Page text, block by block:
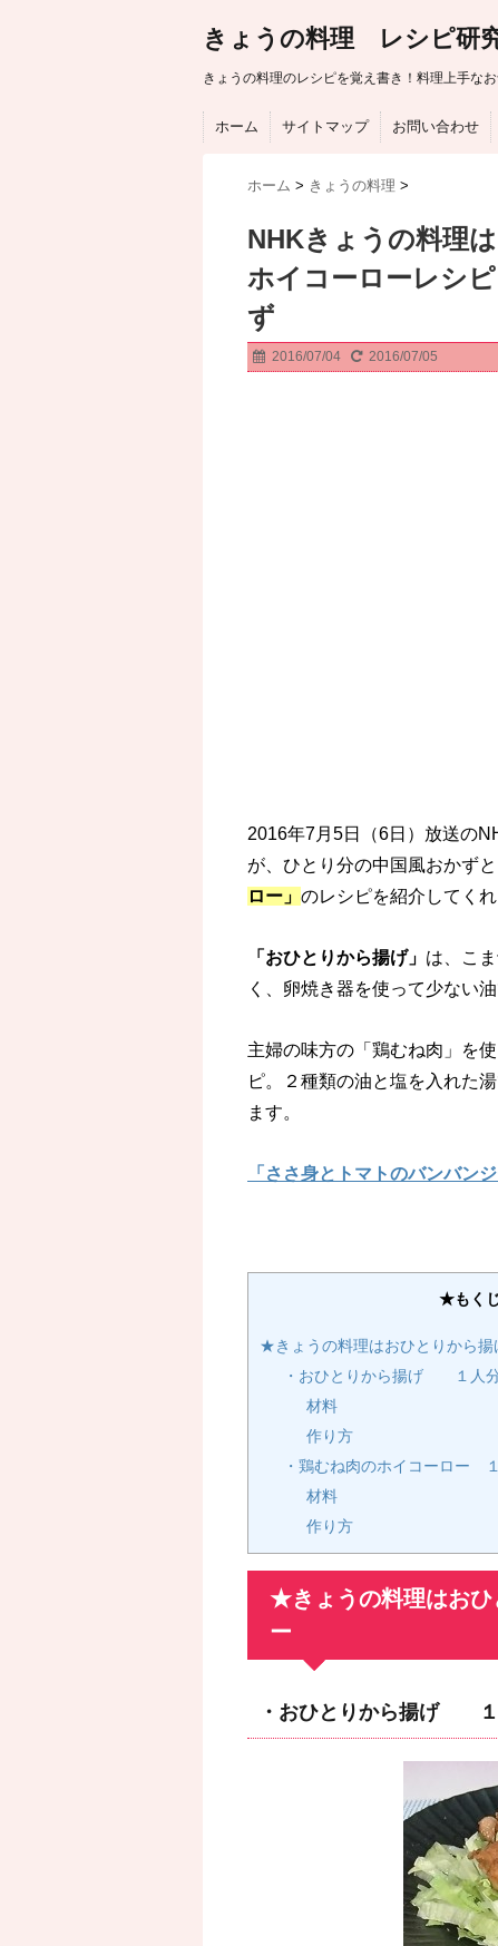
きょうの料理 レシピ研
きょうの料理のレシピを覚え書き！料理上手な
ホーム サイトマップ お問い合わせ
ホーム > きょうの料理 >
NHKきょうの料理
ホイコーローレシ
ず
2016/07/04 2016/07/05
2016年7月5日（6日）放送の
が、ひとり分の中国風おかず
ロー」 のレシピを紹介してくれ
「おひとりから揚げ」 は、こ
く、卵焼き器を使って少ない
主婦の味方の「鶏むね肉」を
ピ。２種類の油と塩を入れた
ます。
「ささ身とトマトのバンバン
★もく
★きょうの料理はおひとりから揚
・おひとりから揚げ １人
材料
作り方
・鶏むね肉のホイコーロー
材料
作り方
★きょうの料理はおひ
ー
・おひとりから揚げ